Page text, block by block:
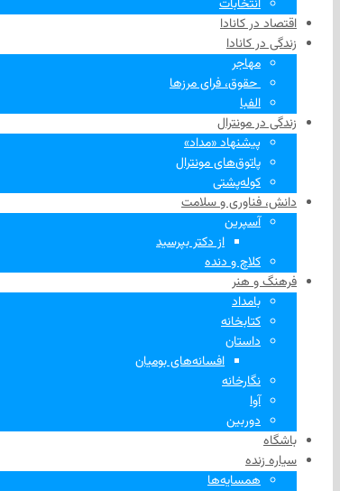
انتخابات
اقتصاد در کانادا
زندگی در کانادا
مهاجر
‌ حقوق، فرای مرزها
الفبا
زندگی در مونترال
پیشنهاد «مداد»
پاتوق‌های مونترال
کوله‌پشتی
دانش، فناوری و سلامت
آسپرین
از دکتر بپرسید
کلاچ و دنده
فرهنگ و هنر
بامداد
کتابخانه
داستان
افسانه‌های بومیان
نگارخانه
آوا
دوربین
باشگاه
سیاره زنده
همسایه‌ها